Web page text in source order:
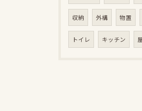
収納 外構 物置
トイレ キッチン